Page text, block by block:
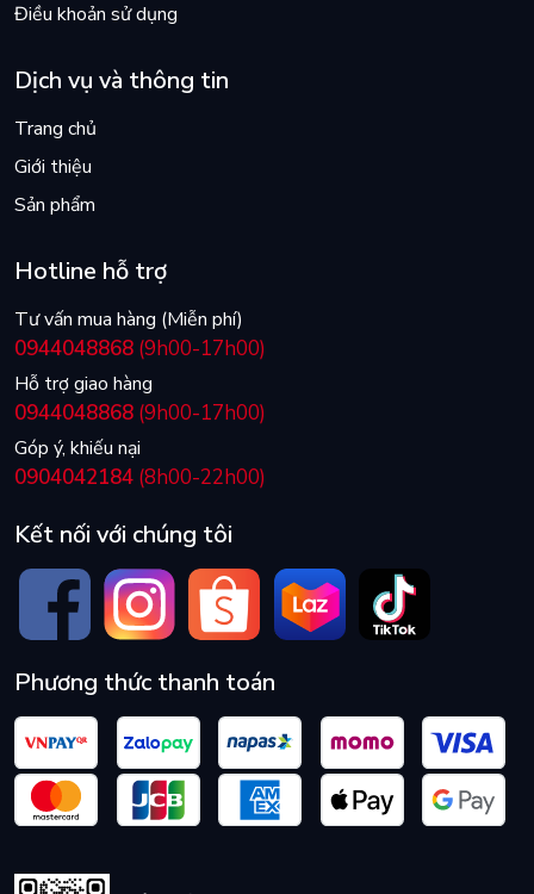
Điều khoản sử dụng
Dịch vụ và thông tin
Trang chủ
Giới thiệu
Sản phẩm
Hotline hỗ trợ
Tư vấn mua hàng (Miễn phí)
0944048868 (9h00-17h00)
Hỗ trợ giao hàng
0944048868 (9h00-17h00)
Góp ý, khiếu nại
0904042184 (8h00-22h00)
Kết nối với chúng tôi
Phương thức thanh toán